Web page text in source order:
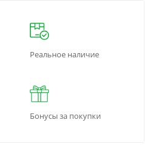
Реальное наличие
Бонусы за покупки